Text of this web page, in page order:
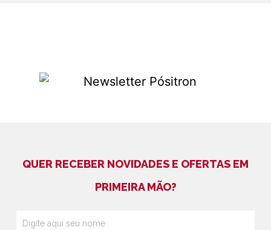
QUER RECEBER NOVIDADES E OFERTAS EM
PRIMEIRA MÃO?